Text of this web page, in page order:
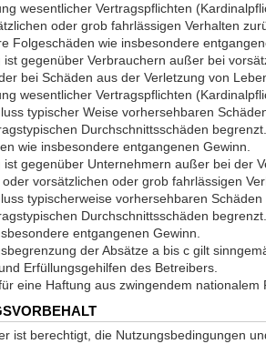
wesentlicher Vertragspflichten
oder grob fahrlässigen Verhalten
Folgeschäden wie insbesondere
ist gegenüber Verbrauchern außer bei
bei Schäden aus der Verletzung von
wesentlicher Vertragspflichten
typischer Weise vorhersehbaren
Durchschnittsschäden
wie insbesondere entgangenen Gewinn.
ist gegenüber Unternehmern außer bei der
vorsätzlichen oder grob fahrlässigen
typischerweise vorhersehbaren
Durchschnittsschäden
entgangenen Gewinn.
der Absätze a bis c gilt
Erfüllungsgehilfen des Betreibers.
eine Haftung aus zwingendem nationalem
ist berechtigt, die Nutzungsbedingungen